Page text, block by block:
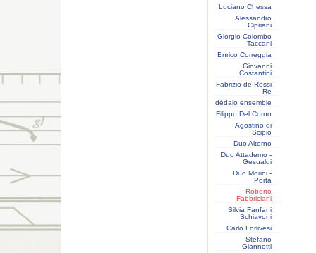
Luciano Chessa
Alessandro
Cipriani
Giorgio Colombo
Taccani
Enrico Correggia
Giovanni
Costantini
Fabrizio de Rossi
Re
dèdalo ensemble
Filippo Del Corno
Agostino di
Scipio
Duo Alterno
Duo Attademo -
Gesualdi
Duo Morini -
Porta
Roberto
Fabbriciani
Silvia Fanfani
Schiavoni
Carlo Forlivesi
Stefano
Giannotti